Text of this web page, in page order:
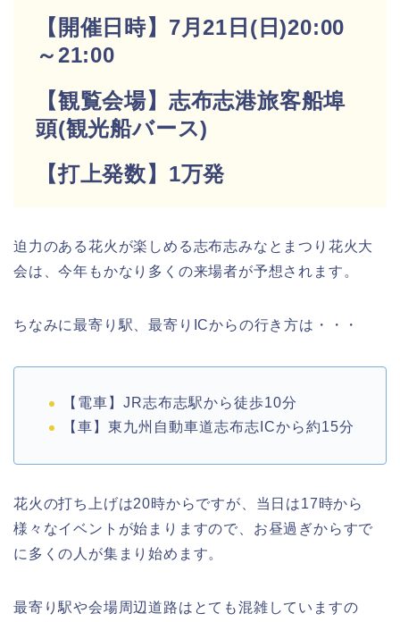
【開催日時】 7月21日(日)20:00
～21:00
【観覧会場】志布志港旅客船埠
頭(観光船バース)
【打上発数】1万発
迫力のある花火が楽しめる志布志みなとまつり花火大
会は、今年もかなり多くの来場者が予想されます。
ちなみに最寄り駅、最寄りICからの行き方は・・・
【電車】JR志布志駅から徒歩10分
【車】東九州自動車道志布志ICから約15分
花火の打ち上げは20時からですが、当日は17時から
様々なイベントが始まりますので、お昼過ぎからすで
に多くの人が集まり始めます。
最寄り駅や会場周辺道路はとても混雑していますの